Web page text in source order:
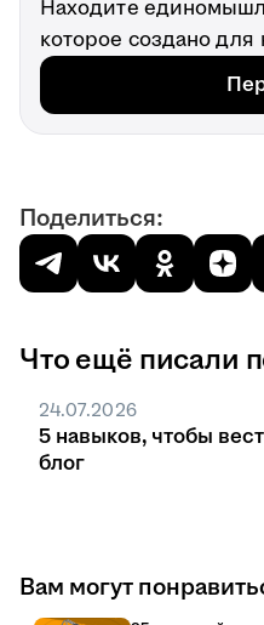
Находите
которое создано для
Поделиться:
Что ещё писали
24.07.2026
5 навыков, чтобы
блог
Вам могут